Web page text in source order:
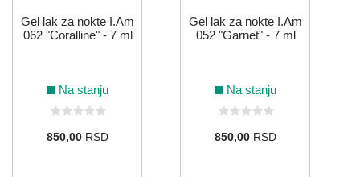
Gel lak za nokte I.Am
062 "Coralline" - 7 ml
Na stanju
850,00RSD
Gel lak za nokte I.Am
052 "Garnet" - 7 ml
Na stanju
850,00RSD